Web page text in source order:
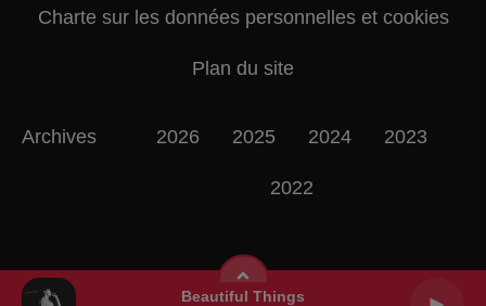
Two Princes
Charte sur les données personnelles et cookies
Plan du site
Archives 2026 2025 2024 2023
2022